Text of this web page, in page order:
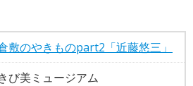
敷のやきものpart2「近藤悠三」
び美ミュージアム